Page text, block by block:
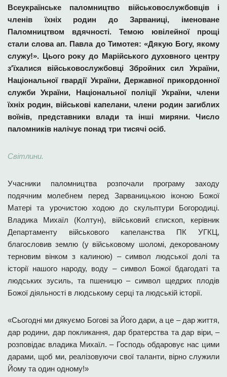
Всеукраїнське паломництво військовослужбовців і
членів їхніх родин до Зарваниці, іменоване
Паломництвом вдячності. Темою ювілейної прощі
стали слова ап. Павла до Тимотея: «Дякую Богу, якому
служу!». Цього року до Марійського духовного центру
з′їхалися військовослужбовці Збройних сил України,
Національної гвардії України, Державної прикордонної
служби України, Національної поліції України, члени
їхніх родин, військові капелани, члени родин загиблих
воїнів, представники влади та інші миряни. Число
паломників налічує понад три тисячі осіб.
Світлини.
Учасники паломництва розпочали програму заходу
подячним молебнем перед Зарваницькою іконою Божої
Матері та урочистою ходою до скульптури Богородиці.
Владика Михаїл (Колтун), військовий єпископ, керівник
Департаменту військового капеланства ПК УГКЦ,
благословив землю (у військовому шоломі, декорованому
терновим вінком з калиною) – символ людської долі та
історії нашого народу, воду – символ Божої бдагодаті та
людських зусиль, та пшеницю – символ щедрих плодів
Божої діяльності в людському серці та людській історії.
«Сьогодні ми дякуємо Богові за Його дари, а це – дар життя,
дар родини, дар покликання, дар братерства та дар віри, –
розповідає владика Михаїл. – Господь обдаровує нас цими
дарами, щоб ми, реалізовуючи свої таланти, вірно служили
Йому та один одному!»